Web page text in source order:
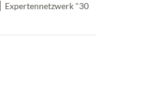
Expertennetzwerk "30